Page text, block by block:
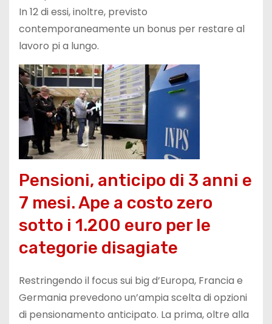
In 12 di essi, inoltre, previsto
contemporaneamente un bonus per restare al
lavoro pi a lungo.
Pensioni, anticipo di 3 anni e
7 mesi. Ape a costo zero
sotto i 1.200 euro per le
categorie disagiate
Restringendo il focus sui big d’Europa, Francia e
Germania prevedono un’ampia scelta di opzioni
di pensionamento anticipato. La prima, oltre alla